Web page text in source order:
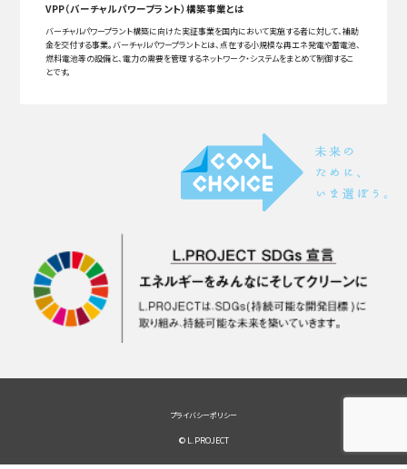
VPP（バーチャルパワープラント）構築事業とは
バーチャルパワープラント構築に向けた実証事業を国内において実施する者に対して、補助
金を交付する事業。バーチャルパワープラントとは、点在する小規模な再エネ発電や蓄電池、
燃料電池等の設備と、電力の需要を管理するネットワーク・システムをまとめて制御するこ
とです。
プライバシーポリシー
© L.PROJECT